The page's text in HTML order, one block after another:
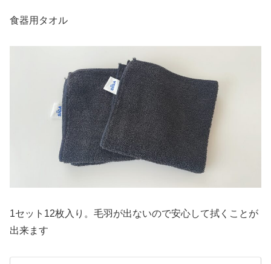
食器用タオル
1セット12枚入り。毛羽が出ないので安心して拭くことが
出来ます